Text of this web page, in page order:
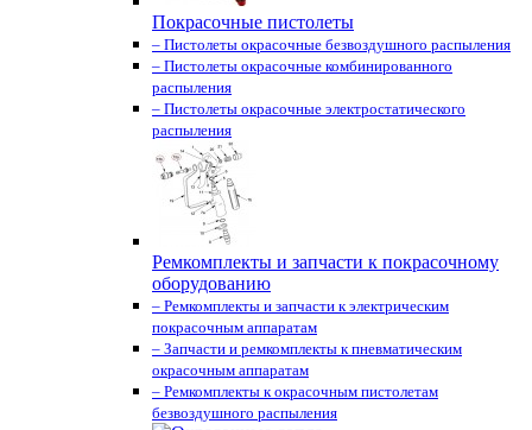
Покрасочные пистолеты
– Пистолеты окрасочные безвоздушного распыления
– Пистолеты окрасочные комбинированного
распыления
– Пистолеты окрасочные электростатического
распыления
Ремкомплекты и запчасти к покрасочному
оборудованию
– Ремкомплекты и запчасти к электрическим
покрасочным аппаратам
– Запчасти и ремкомплекты к пневматическим
окрасочным аппаратам
– Ремкомплекты к окрасочным пистолетам
безвоздушного распыления